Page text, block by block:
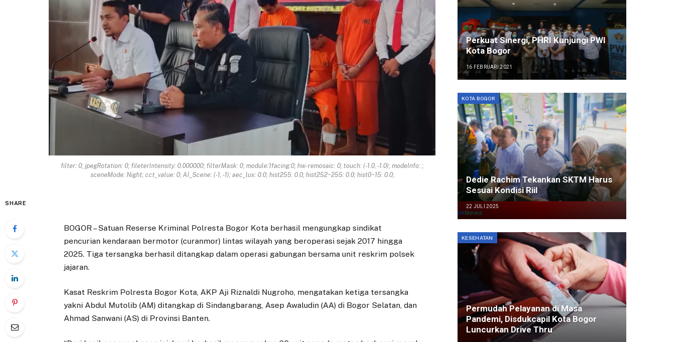
filter: 0; jpegRotation: 0; fileterIntensity: 0.000000; filterMask: 0; module:1facing:0; hw-remosaic: 0; touch: (-1.0, -1.0); modeInfo: ;
sceneMode: Night; cct_value: 0; AI_Scene: (-1, -1); aec_lux: 0.0; hist255: 0.0; hist252~255: 0.0; hist0~15: 0.0;
SHARE
BOGOR – Satuan Reserse Kriminal Polresta Bogor Kota berhasil mengungkap sindikat
pencurian kendaraan bermotor (curanmor) lintas wilayah yang beroperasi sejak 2017 hingga
2025. Tiga tersangka berhasil ditangkap dalam operasi gabungan bersama unit reskrim polsek
jajaran.
Kasat Reskrim Polresta Bogor Kota, AKP Aji Riznaldi Nugroho, mengatakan ketiga tersangka
yakni Abdul Mutolib (AM) ditangkap di Sindangbarang, Asep Awaludin (AA) di Bogor Selatan, dan
Ahmad Sanwani (AS) di Provinsi Banten.
Perkuat Sinergi, PHRI Kunjungi PWI
Kota Bogor
16 FEBRUARI 2021
KOTA BOGOR
Dedie Rachim Tekankan SKTM Harus
Sesuai Kondisi Riil
22 JULI 2025
KESEHATAN
Permudah Pelayanan di Masa
Pandemi, Disdukcapil Kota Bogor
Luncurkan Drive Thru